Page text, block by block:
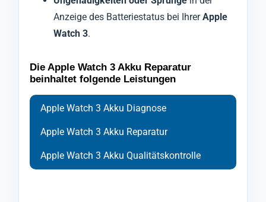
Anzeige des Batteriestatus bei IhrerApple
Watch 3.
Die Apple Watch 3 Akku Reparatur
beinhaltet folgende Leistungen
Apple Watch 3 Akku Diagnose
Apple Watch 3 Akku Reparatur
Apple Watch 3 Akku Qualitätskontrolle